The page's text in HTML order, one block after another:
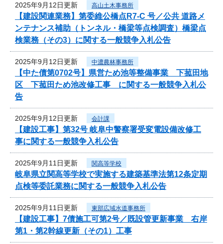
2025年9月12日更新 高山土木事務所
【建設関連業務】第委維公橋点R7-C 号／公共 道路メ
ンテナンス補助（トンネル・橋梁等点検調査）橋梁点
検業務（その3）に関する一般競争入札公告
2025年9月12日更新 中濃農林事務所
【中た債第0702号】県営ため池等整備事業 下菰田地
区 下菰田ため池改修工事 に関する一般競争入札公
告
2025年9月12日更新 会計課
【建設工事】第32号 岐阜中警察署受変電設備改修工
事に関する一般競争入札公告
2025年9月11日更新 関高等学校
岐阜県立関高等学校で実施する建築基準法第12条定期
点検等委託業務に関する一般競争入札公告
2025年9月11日更新 東部広域水道事務所
【建設工事】7債施工可第2号／既設管更新事業 右岸
第1・第2幹線更新（その1）工事